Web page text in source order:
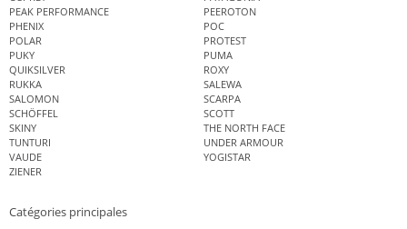
PEAK PERFORMANCE
PEEROTON
PHENIX
POC
POLAR
PROTEST
PUKY
PUMA
QUIKSILVER
ROXY
RUKKA
SALEWA
SALOMON
SCARPA
SCHÖFFEL
SCOTT
SKINY
THE NORTH FACE
TUNTURI
UNDER ARMOUR
VAUDE
YOGISTAR
ZIENER
Catégories principales